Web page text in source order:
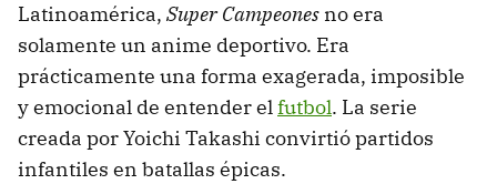
Latinoamérica, Super Campeones no era
solamente un anime deportivo. Era
prácticamente una forma exagerada, imposible
y emocional de entender elfutbol. La serie
creada por Yoichi Takashi convirtió partidos
infantiles en batallas épicas.